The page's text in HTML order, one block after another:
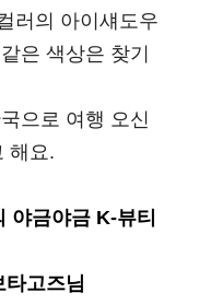
러의 아이섀도우
은 색상은 찾기
으로 여행 오신
해요.
야금야금 K-뷰티
고즈님